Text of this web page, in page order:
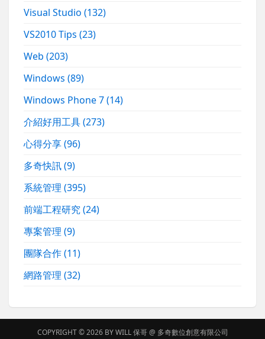
Visual Studio(132)
VS2010 Tips(23)
Web(203)
Windows(89)
Windows Phone 7(14)
介紹好用工具(273)
心得分享(96)
多奇快訊(9)
系統管理(395)
前端工程研究(24)
專案管理(9)
團隊合作(11)
網路管理(32)
COPYRIGHT © 2026 BYWILL 保哥@ 多奇數位創意有限公司